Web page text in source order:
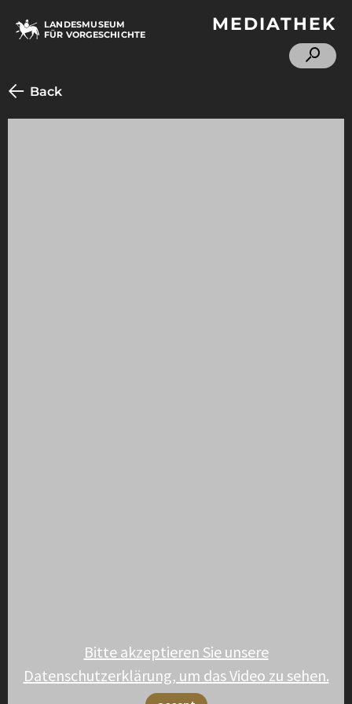
LANDESMUSEUM
FÜR VORGESCHICHTE
MEDIATHEK
Back
Bitte akzeptieren Sie unsere
Datenschutzerklärung, um das Video zu sehen.